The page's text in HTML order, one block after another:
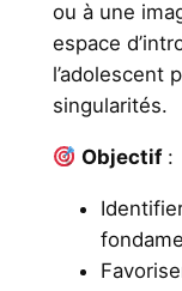
ou à une
espace
l’adolescent
singularités.
Objectif: